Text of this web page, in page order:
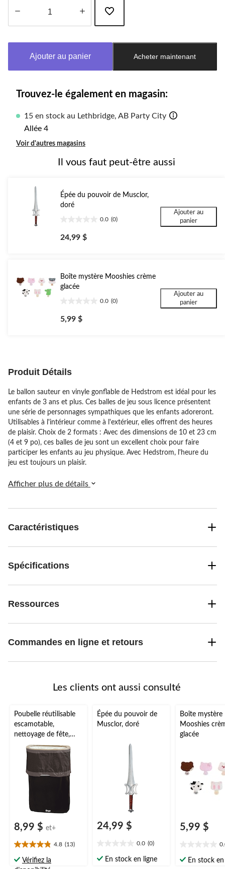
à
Ajouter au panier Acheter maintenant
Trouvez-le également en magasin:
15 en stock au Lethbridge, AB Party City
Allée 4
Voir d'autres magasins
Il vous faut peut-être aussi
Épée du pouvoir de Musclor,
doré
0.0 (0)
étoile(s)
sur
24,99 $
Ajouter au
panier
Boîte mystère Mooshies crème
glacée
0.0 (0)
étoile(s)
sur
5,99 $
Ajouter au
panier
Produit Détails
Le ballon sauteur en vinyle gonflable de Hedstrom est idéal pour les
enfants de 3 ans et plus. Ces balles de jeu sous licence présentent
une série de personnages sympathiques que les enfants adoreront.
Utilisables à l'intérieur comme à l'extérieur, elles offrent des heures
de plaisir. Choix de 2 formats : Avec des dimensions de 10 et 23 cm
(4 et 9 po), ces balles de jeu sont un excellent choix pour faire
participer les enfants au jeu physique. Avec Hedstrom, l'heure du
jeu est toujours un plaisir.
Afficher plus de détails
Caractéristiques
Spécifications
Ressources
Commandes en ligne et retours
Les clients ont aussi consulté
Poubelle réutilisable
escamotable,
nettoyage de fête,
couleurs variées,
13 gal
8,99 $ et+
4.8 (13)
4.8
étoile(s)
Vérifiez la
Épée du pouvoir de
Musclor, doré
24,99 $
0.0 (0)
étoile(s)
En stock en ligne
Boîte mystère
Mooshies
glacée
5,99 $
étoile(s)
En stock